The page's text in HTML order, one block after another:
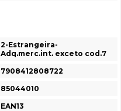
2-Estrangeira-
Adq.merc.int. exceto cod.7
7908412808722
85044010
EAN13